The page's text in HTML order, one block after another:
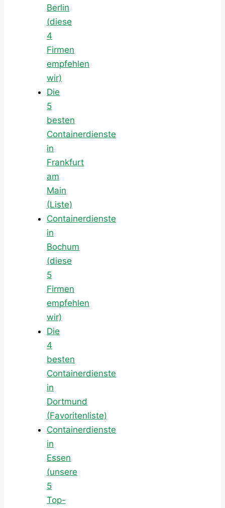
Berlin
(diese
4
Firmen
empfehlen
wir)
Die
5
besten
Containerdienste
in
Frankfurt
am
Main
(Liste)
Containerdienste
in
Bochum
(diese
5
Firmen
empfehlen
wir)
Die
4
besten
Containerdienste
in
Dortmund
(Favoritenliste)
Containerdienste
in
Essen
(unsere
5
Top-